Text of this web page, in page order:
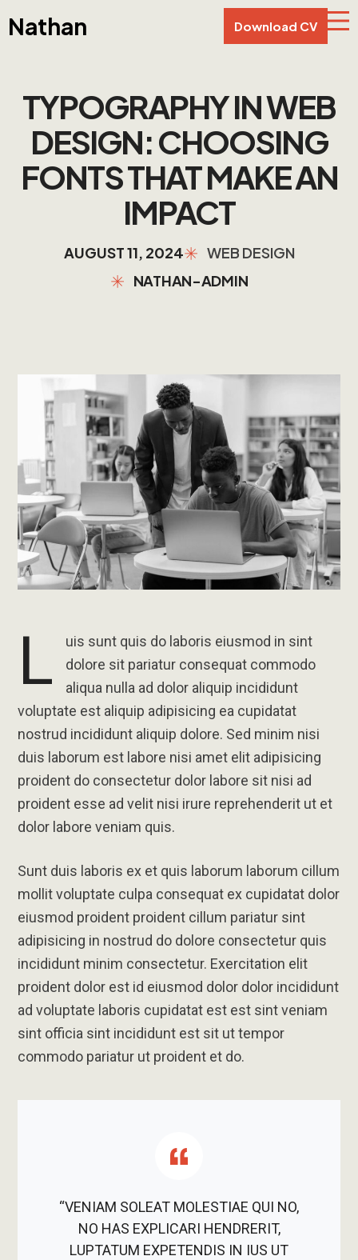
Nathan Download CV
TYPOGRAPHY IN WEB
DESIGN: CHOOSING
FONTS THAT MAKE AN
IMPACT
AUGUST 11, 2024
WEB DESIGN
NATHAN-ADMIN
L
uis sunt quis do laboris eiusmod in sint
dolore sit pariatur consequat commodo
aliqua nulla ad dolor aliquip incididunt
voluptate est aliquip adipisicing ea cupidatat
nostrud incididunt aliquip dolore. Sed minim nisi
duis laborum est labore nisi amet elit adipisicing
proident do consectetur dolor labore sit nisi ad
proident esse ad velit nisi irure reprehenderit ut et
dolor labore veniam quis.
Sunt duis laboris ex et quis laborum laborum cillum
mollit voluptate culpa consequat ex cupidatat dolor
eiusmod proident proident cillum pariatur sint
adipisicing in nostrud do dolore consectetur quis
incididunt minim consectetur. Exercitation elit
proident dolor est id eiusmod dolor dolor incididunt
ad voluptate laboris cupidatat est est sint veniam
sint officia sint incididunt est sit ut tempor
commodo pariatur ut proident et do.
“VENIAM SOLEAT MOLESTIAE QUI NO,
NO HAS EXPLICARI HENDRERIT,
LUPTATUM EXPETENDIS IN IUS UT